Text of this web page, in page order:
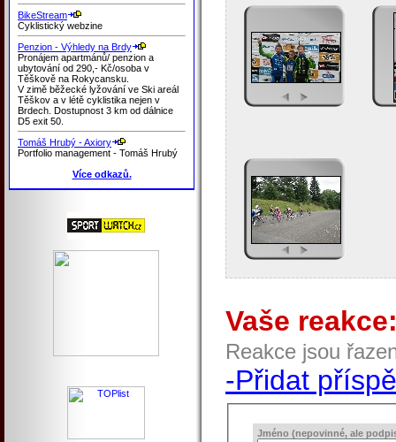
BikeStream
Cyklistický webzine
Penzion - Výhledy na Brdy
Pronájem apartmánů/ penzion a
ubytování od 290,- Kč/osoba v
Těškově na Rokycansku.
V zimě běžecké lyžování ve Ski areál
Těškov a v létě cyklistika nejen v
Brdech. Dostupnost 3 km od dálnice
D5 exit 50.
Tomáš Hrubý - Axiory
Portfolio management - Tomáš Hrubý
Více odkazů.
Vaše
Reakce jsou
-Přidat
Jméno (nepovinné, ale